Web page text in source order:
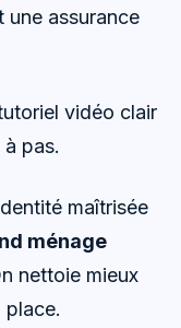
une assurance
vidéo clair
pas.
maîtrisée
ménage
nettoie mieux
place.